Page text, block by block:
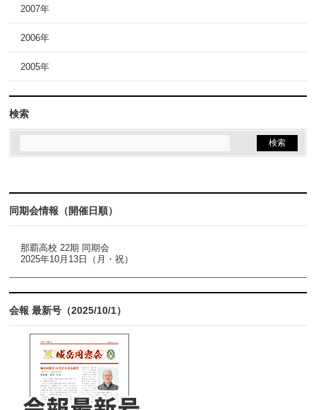
2007年
2006年
2005年
検索
同期会情報（開催日順）
那覇高校 22期 同期会
2025年10月13日（月・祝）
会報 最新号（2025/10/1）